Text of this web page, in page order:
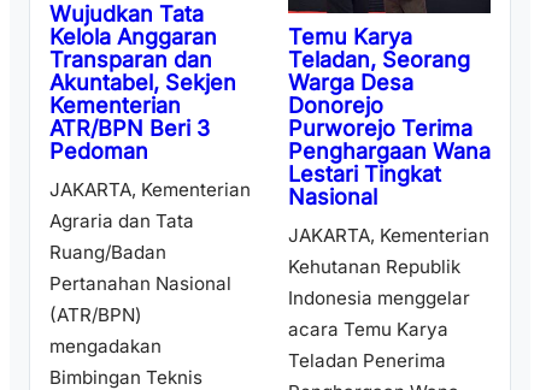
Wujudkan Tata
Kelola Anggaran
Transparan dan
Akuntabel, Sekjen
Kementerian
ATR/BPN Beri 3
Pedoman
JAKARTA, Kementerian
Agraria dan Tata
Ruang/Badan
Pertanahan Nasional
(ATR/BPN)
mengadakan
Bimbingan Teknis
Temu Karya
Teladan, Seorang
Warga Desa
Donorejo
Purworejo Terima
Penghargaan Wana
Lestari Tingkat
Nasional
JAKARTA, Kementerian
Kehutanan Republik
Indonesia menggelar
acara Temu Karya
Teladan Penerima